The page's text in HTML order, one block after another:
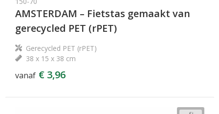
AMSTERDAM – Fietstas gemaakt van
gerecycled PET (rPET)
Gerecycled PET (rPET)
38 x 15 x 38 cm
vanaf € 3,96